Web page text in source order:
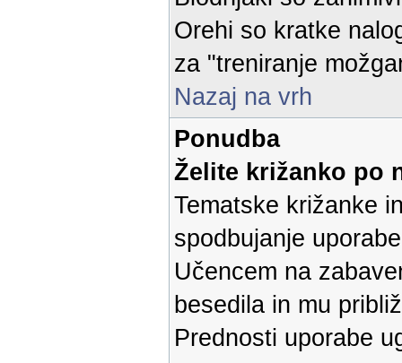
Orehi so kratke
za "treniranje
Nazaj na vrh
Ponudba
Želite križanko po
Tematske križanke
spodbujanje
Učencem na
besedila in mu
Prednosti uporabe